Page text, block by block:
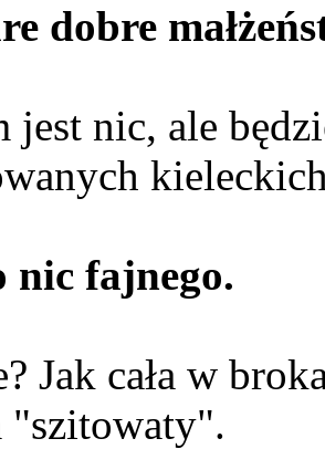
dobre
jest nic, ale
fajnego.
Jak cała w
"szitowaty".